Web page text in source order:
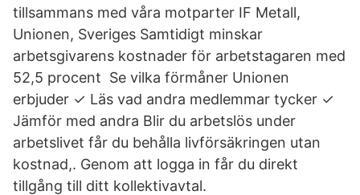
tillsammans med våra motparter IF Metall,
Unionen, Sveriges Samtidigt minskar
arbetsgivarens kostnader för arbetstagaren med
52,5 procent Se vilka förmåner Unionen
erbjuder ✓ Läs vad andra medlemmar tycker ✓
Jämför med andra Blir du arbetslös under
arbetslivet får du behålla livförsäkringen utan
kostnad,. Genom att logga in får du direkt
tillgång till ditt kollektivavtal.